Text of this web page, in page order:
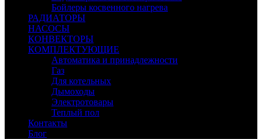
Бойлеры косвенного нагрева
РАДИАТОРЫ
НАСОСЫ
КОНВЕКТОРЫ
КОМПЛЕКТУЮЩИЕ
Автоматика и принадлежности
Газ
Для котельных
Дымоходы
Электротовары
Теплый пол
Контакты
Блог